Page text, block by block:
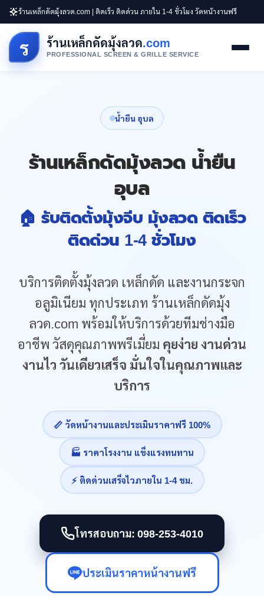
ร้านเหล็กดัดมุ้งลวด.com | ติดเร็ว ติดด่วน ภายใน 1-4 ชั่วโมง วัดหน้างานฟรี
ร ร้านเหล็กดัดมุ้งลวด.com
PROFESSIONAL SCREEN & GRILLE SERVICE
น้ำยืน อุบล
ร้านเหล็กดัดมุ้งลวด น้ำยืน
อุบล
🏠 รับติดตั้งมุ้งจีบ มุ้งลวด ติดเร็ว
ติดด่วน 1-4 ชั่วโมง
บริการติดตั้งมุ้งลวด เหล็กดัด และงานกระจก
อลูมิเนียม ทุกประเภท ร้านเหล็กดัดมุ้ง
ลวด.com พร้อมให้บริการด้วยทีมช่างมือ
อาชีพ วัสดุคุณภาพพรีเมี่ยม คุยง่าย งานด่วน
งานไว วันเดียวเสร็จ มั่นใจในคุณภาพและ
บริการ
📏 วัดหน้างานและประเมินราคาฟรี 100%
🏭 ราคาโรงงาน แข็งแรงทนทาน
⚡ ติดด่วนเสร็จไวภายใน 1-4 ชม.
โทรสอบถาม: 098-253-4010
ประเมินราคาหน้างานฟรี